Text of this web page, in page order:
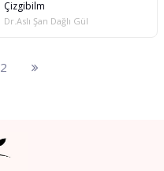
Çizgibilm
Dr.Aslı Şan Dağlı Gül
2